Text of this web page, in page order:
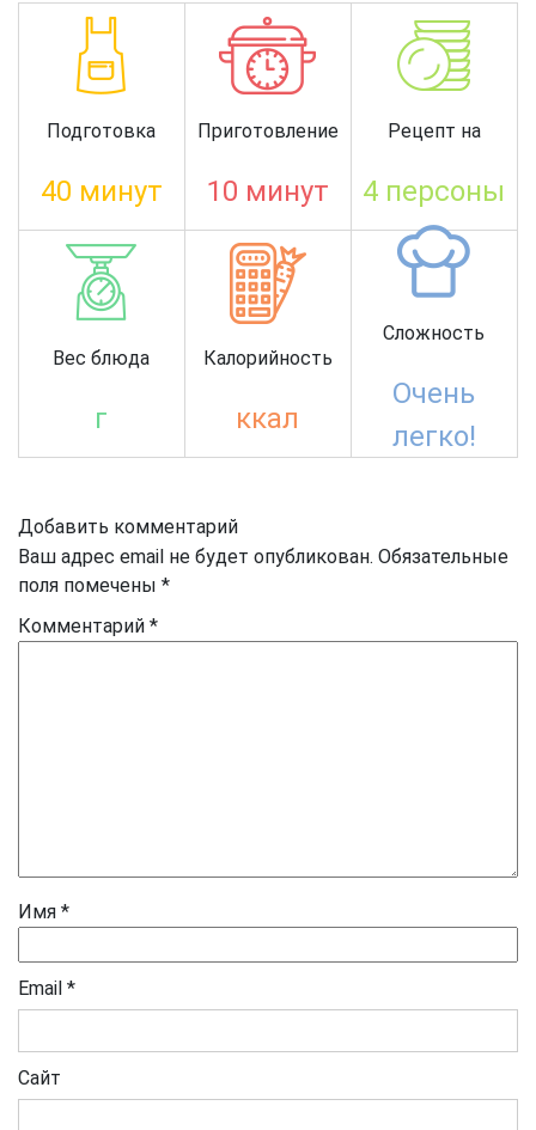
Подготовка
40 минут
Приготовление
10 минут
Рецепт на
4 персоны
Вес блюда
г
Калорийность
ккал
Сложность
Очень
легко!
Добавить комментарий
Ваш адрес email не будет опубликован. Обязательные
поля помечены *
Комментарий *
Имя *
Email *
Сайт